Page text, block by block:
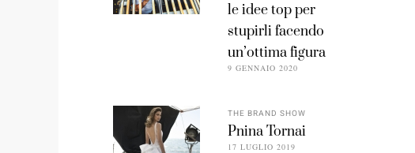
le idee top per
stupirli facendo
un’ottima figura
9 GENNAIO 2020
THE BRAND SHOW
Pnina Tornai
17 LUGLIO 2019